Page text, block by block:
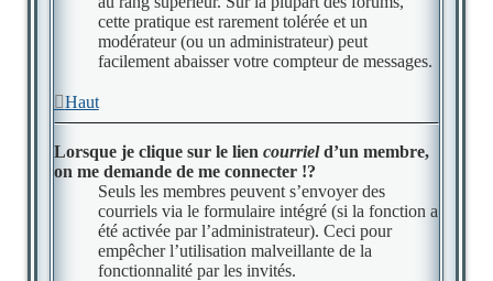
cette pratique est rarement tolérée et un
modérateur (ou un administrateur) peut
facilement abaisser votre compteur de messages.
Haut
Lorsque je clique sur le lien courrield’un membre,
on me demande de me connecter !?
Seuls les membres peuvent s’envoyer des
courriels via le formulaire intégré (si la fonction a
été activée par l’administrateur). Ceci pour
empêcher l’utilisation malveillante de la
fonctionnalité par les invités.